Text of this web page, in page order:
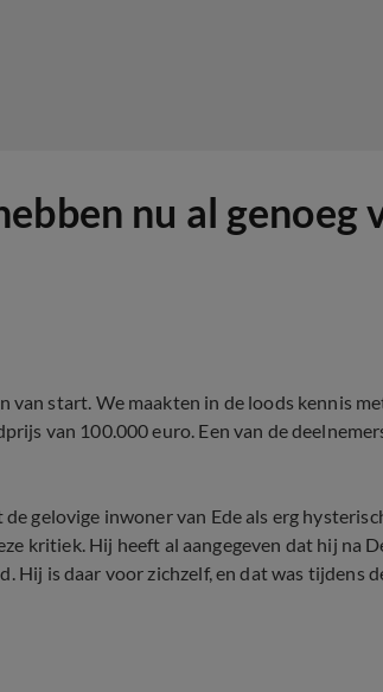
nu al genoeg
van start. We maakten in de loods kennis
van 100.000 euro. Een van de
gelovige inwoner van Ede als erg
kritiek. Hij heeft al aangegeven dat hij na
Hij is daar voor zichzelf, en dat was tijdens